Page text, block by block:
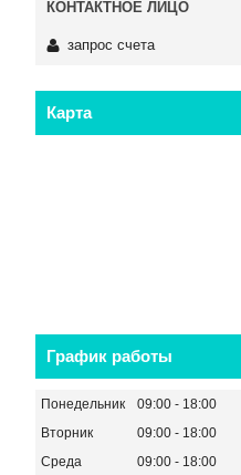
запрос счета
Карта
График работы
Понедельник 09:00
18:00
Вторник
09:00
18:00
Среда
09:00
18:00